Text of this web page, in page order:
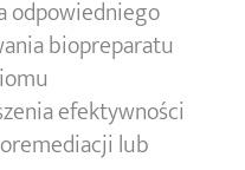
odpowiedniego
biopreparatu
efektywności
lub